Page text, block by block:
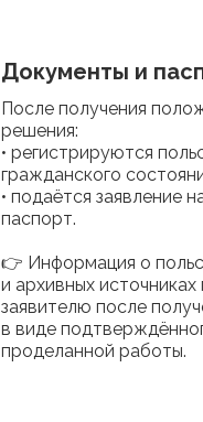
Документы и
После получения
решения:
• регистрируются
гражданского
• подаётся заявление
паспорт.
👉 Информация о
и архивных
заявителю после
в виде
проделанной работы.